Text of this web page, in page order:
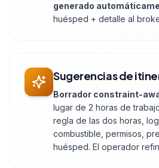
generado
huésped + detalle al
Sugerencias de
Borrador constraint-
lugar de 2 horas de
regla de las dos horas,
combustible, permisos,
huésped. El operador